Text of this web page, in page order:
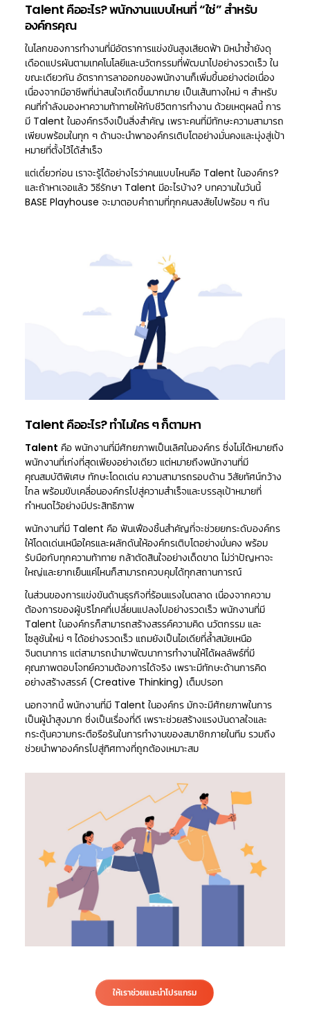
Talent คืออะไร? พนักงานแบบไหนที่ “ใช่” สำหรับ
องค์กรคุณ
ในโลกของการทำงานที่มีอัตราการแข่งขันสูงเสียดฟ้า มิหนำซ้ำยังดุ
เดือดแปรผันตามเทคโนโลยีและนวัตกรรมที่พัฒนาไปอย่างรวดเร็ว ใน
ขณะเดียวกัน อัตราการลาออกของพนักงานก็เพิ่มขึ้นอย่างต่อเนื่อง
เนื่องจากมีอาชีพที่น่าสนใจเกิดขึ้นมากมาย เป็นเส้นทางใหม่ ๆ สำหรับ
คนที่กำลังมองหาความท้าทายให้กับชีวิตการทำงาน ด้วยเหตุผลนี้ การ
มี Talent ในองค์กรจึงเป็นสิ่งสำคัญ เพราะคนที่มีทักษะความสามารถ
เพียบพร้อมในทุก ๆ ด้านจะนำพาองค์กรเติบโตอย่างมั่นคงและมุ่งสู่เป้า
หมายที่ตั้งไว้ได้สำเร็จ
แต่เดี๋ยวก่อน เราจะรู้ได้อย่างไรว่าคนแบบไหนคือ Talent ในองค์กร?
และถ้าหาเจอแล้ว วิธีรักษา Talent มีอะไรบ้าง? บทความในวันนี้
BASE Playhouse จะมาตอบคำถามที่ทุกคนสงสัยไปพร้อม ๆ กัน
Talent คืออะไร? ทำไมใคร ๆ ก็ตามหา
Talent คือ พนักงานที่มีศักยภาพเป็นเลิศในองค์กร ซึ่งไม่ได้หมายถึง
พนักงานที่เก่งที่สุดเพียงอย่างเดียว แต่หมายถึงพนักงานที่มี
คุณสมบัติพิเศษ ทักษะโดดเด่น ความสามารถรอบด้าน วิสัยทัศน์กว้าง
ไกล พร้อมขับเคลื่อนองค์กรไปสู่ความสำเร็จและบรรลุเป้าหมายที่
กำหนดไว้อย่างมีประสิทธิภาพ
พนักงานที่มี Talent คือ ฟันเฟืองชิ้นสำคัญที่จะช่วยยกระดับองค์กร
ให้โดดเด่นเหนือใครและผลักดันให้องค์กรเติบโตอย่างมั่นคง พร้อม
รับมือกับทุกความท้าทาย กล้าตัดสินใจอย่างเด็ดขาด ไม่ว่าปัญหาจะ
ใหญ่และยากเย็นแค่ไหนก็สามารถควบคุมได้ทุกสถานการณ์
ในส่วนของการแข่งขันด้านธุรกิจที่ร้อนแรงในตลาด เนื่องจากความ
ต้องการของผู้บริโภคที่เปลี่ยนแปลงไปอย่างรวดเร็ว พนักงานที่มี
Talent ในองค์กรก็สามารถสร้างสรรค์ความคิด นวัตกรรม และ
โซลูชันใหม่ ๆ ได้อย่างรวดเร็ว แถมยังเป็นไอเดียที่ล้ำสมัยเหนือ
จินตนาการ แต่สามารถนำมาพัฒนาการทำงานให้ได้ผลลัพธ์ที่มี
คุณภาพตอบโจทย์ความต้องการได้จริง เพราะมีทักษะด้านการคิด
อย่างสร้างสรรค์ (Creative Thinking) เต็มปรอท
นอกจากนี้ พนักงานที่มี Talent ในองค์กร มักจะมีศักยภาพในการ
เป็นผู้นำสูงมาก ซึ่งเป็นเรื่องที่ดี เพราะช่วยสร้างแรงบันดาลใจและ
กระตุ้นความกระตือรือร้นในการทำงานของสมาชิกภายในทีม รวมถึง
ช่วยนำพาองค์กรไปสู่ทิศทางที่ถูกต้องเหมาะสม
ให้เราช่วยแนะนำโปรแกรม